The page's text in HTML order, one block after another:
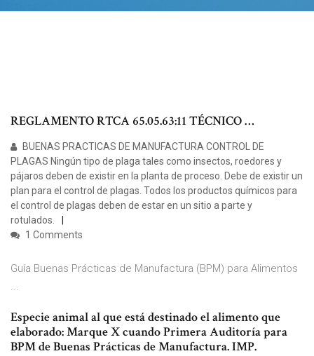
REGLAMENTO RTCA 65.05.63:11 TÉCNICO …
BUENAS PRACTICAS DE MANUFACTURA CONTROL DE
PLAGAS Ningún tipo de plaga tales como insectos, roedores y
pájaros deben de existir en la planta de proceso. Debe de existir un
plan para el control de plagas. Todos los productos químicos para
el control de plagas deben de estar en un sitio a parte y
rotulados.
1 Comments
Guía Buenas Prácticas de Manufactura (BPM) para Alimentos
...
Especie animal al que está destinado el alimento que
elaborado: Marque X cuando Primera Auditoría para
BPM de Buenas Prácticas de Manufactura. IMP.